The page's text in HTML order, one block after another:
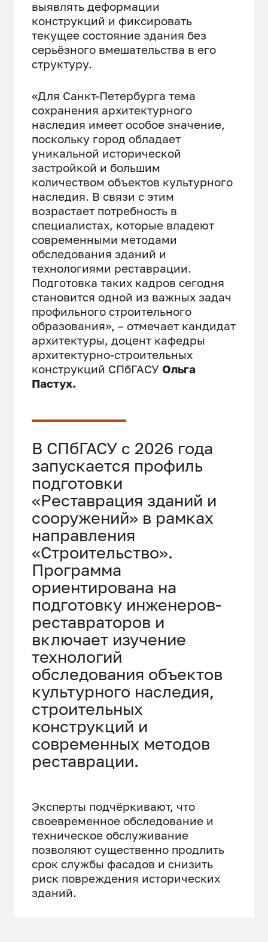
выявлять деформации
конструкций и фиксировать
текущее состояние здания без
серьёзного вмешательства в его
структуру.
«Для Санкт-Петербурга тема
сохранения архитектурного
наследия имеет особое значение,
поскольку город обладает
уникальной исторической
застройкой и большим
количеством объектов культурного
наследия. В связи с этим
возрастает потребность в
специалистах, которые владеют
современными методами
обследования зданий и
технологиями реставрации.
Подготовка таких кадров сегодня
становится одной из важных задач
профильного строительного
образования», – отмечает кандидат
архитектуры, доцент кафедры
архитектурно-строительных
конструкций СПбГАСУОльга
Пастух.
В СПбГАСУ с 2026 года
запускается профиль
подготовки
«Реставрация зданий и
сооружений» в рамках
направления
«Строительство».
Программа
ориентирована на
подготовку инженеров-
реставраторов и
включает изучение
технологий
обследования объектов
культурного наследия,
строительных
конструкций и
современных методов
реставрации.
Эксперты подчёркивают, что
своевременное обследование и
техническое обслуживание
позволяют существенно продлить
срок службы фасадов и снизить
риск повреждения исторических
зданий.